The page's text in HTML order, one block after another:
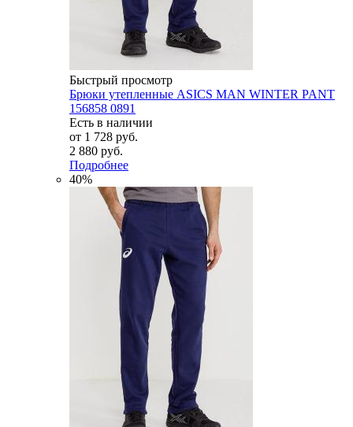
Быстрый просмотр
Брюки утепленные ASICS MAN WINTER PANT
156858 0891
Есть в наличии
от 1 728 руб.
2 880 руб.
Подробнее
40%